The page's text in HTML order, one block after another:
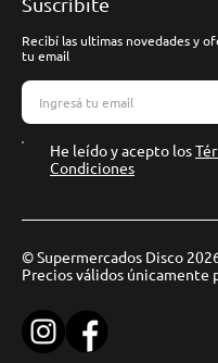
Recibí las ultimas novedades y
tu email
He leído y acepto los
Condiciones
© Supermercados Disco
Precios válidos únicamente